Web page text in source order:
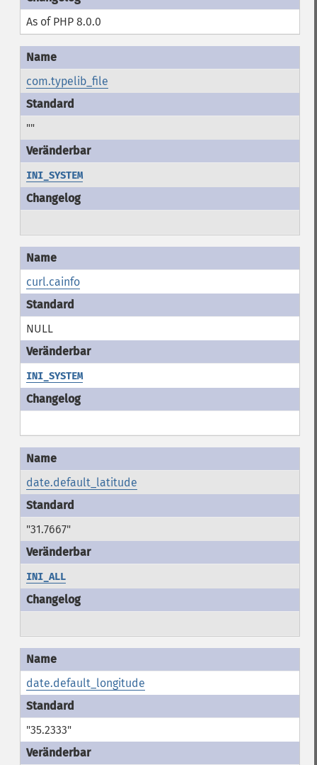
As of PHP 8.0.0
com.typelib_file
""
INI_SYSTEM
curl.cainfo
NULL
INI_SYSTEM
date.default_latitude
"31.7667"
INI_ALL
date.default_longitude
"35.2333"